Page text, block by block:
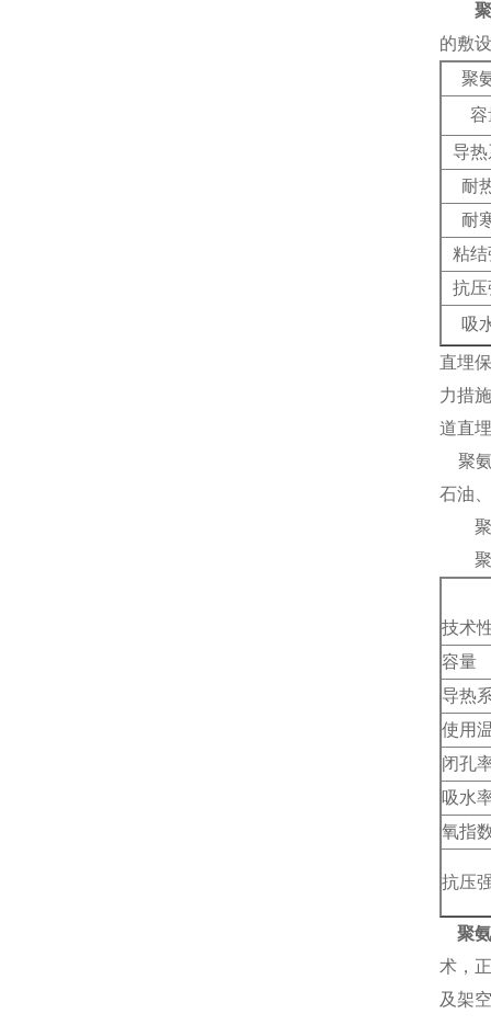
的敷
聚
容
导
耐
耐
粘
抗
吸
直埋
力措
道直
聚
石油
聚氨
聚氨
技术
容量
导热
使用
闭孔
吸水
氧指
抗压
聚
术，
及架